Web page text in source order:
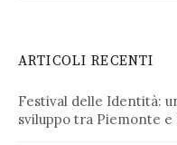
ARTICOLI RECENTI
Festival delle Identità:
sviluppo tra Piemonte e